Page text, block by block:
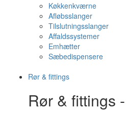
Køkkenkværne
Afløbsslanger
Tilslutningsslanger
Affaldssystemer
Emhætter
Sæbedispensere
Rør & fittings
Rør & fittings